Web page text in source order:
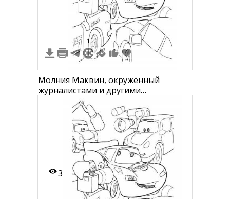
1
Молния Маквин, окружённый
журналистами и другими
персонажами машинками,
микрофоны, камеры
3